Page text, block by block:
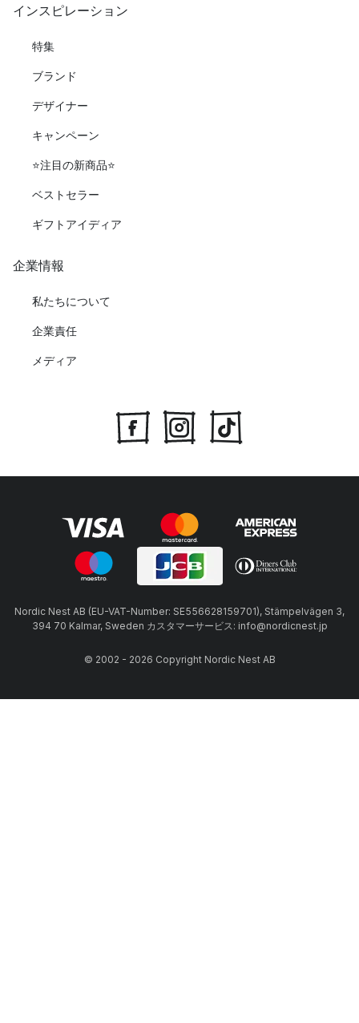
インスピレーション
特集
ブランド
デザイナー
キャンペーン
⭐️注目の新商品⭐️
ベストセラー
ギフトアイディア
企業情報
私たちについて
企業責任
メディア
Nordic Nest AB (EU-VAT-Number: SE556628159701), Stämpelvägen 3,
394 70 Kalmar, Sweden カスタマーサービス: info@nordicnest.jp
© 2002 - 2026 Copyright Nordic Nest AB